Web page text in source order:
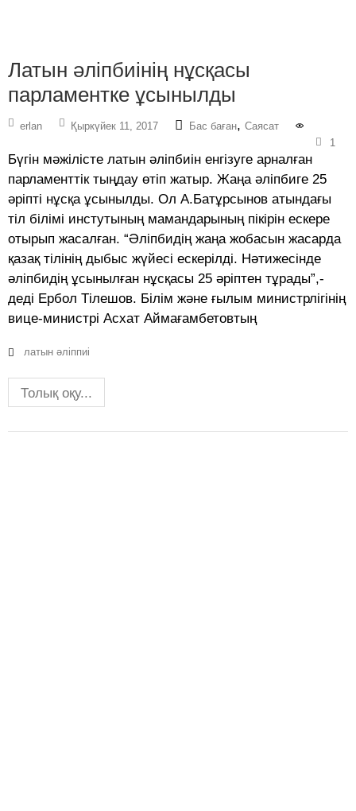
Латын әліпбиінің нұсқасы
парламентке ұсынылды
erlan Қыркүйек 11, 2017 Бас баған, Саясат
1
Бүгін мәжілісте латын әліпбиін енгізуге арналған
парламенттік тыңдау өтіп жатыр. Жаңа әліпбиге 25
әріпті нұсқа ұсынылды. Ол А.Батұрсынов атындағы
тіл білімі инстутының мамандарының пікірін ескере
отырып жасалған. “Әліпбидің жаңа жобасын жасарда
қазақ тілінің дыбыс жүйесі ескерілді. Нәтижесінде
әліпбидің ұсынылған нұсқасы 25 әріптен тұрады”,-
деді Ербол Тілешов. Білім және ғылым министрлігінің
вице-министрі Асхат Аймағамбетовтың
латын әліппиі
Толық оқу...